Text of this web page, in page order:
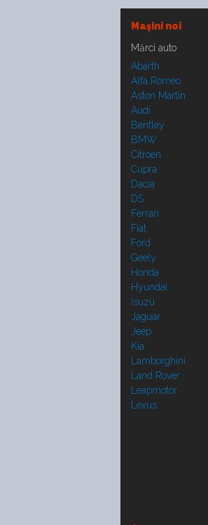
Maşini noi
Mărci auto
Abarth
Alfa Romeo
Aston Martin
Audi
Bentley
BMW
Citroen
Cupra
Dacia
DS
Ferrari
Fiat
Ford
Geely
Honda
Hyundai
Isuzu
Jaguar
Jeep
Kia
Lamborghini
Land Rover
Leapmotor
Lexus